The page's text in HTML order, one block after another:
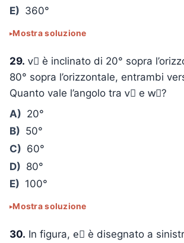
E) 360°
Mostra soluzione
29. v⃗ è inclinato di 20° sopra
80° sopra l’orizzontale, entrambi
Quanto vale l’angolo tra v⃗ e w⃗?
A) 20°
B) 50°
C) 60°
D) 80°
E) 100°
Mostra soluzione
30. In figura, e⃗ è disegnato a